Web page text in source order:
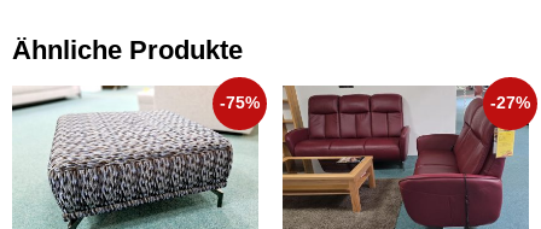
Ähnliche Produkte
-75% -27%